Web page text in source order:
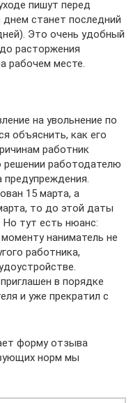
пишут перед
станет последний
Это очень удобный
расторжения
рабочем месте.
на увольнение по
объяснить, как его
работник
решении работодателю
15 марта, а
то до этой даты
Но тут есть нюанс:
наниматель не
работника,
в порядке
и уже прекратил с
форму отзыва
норм мы